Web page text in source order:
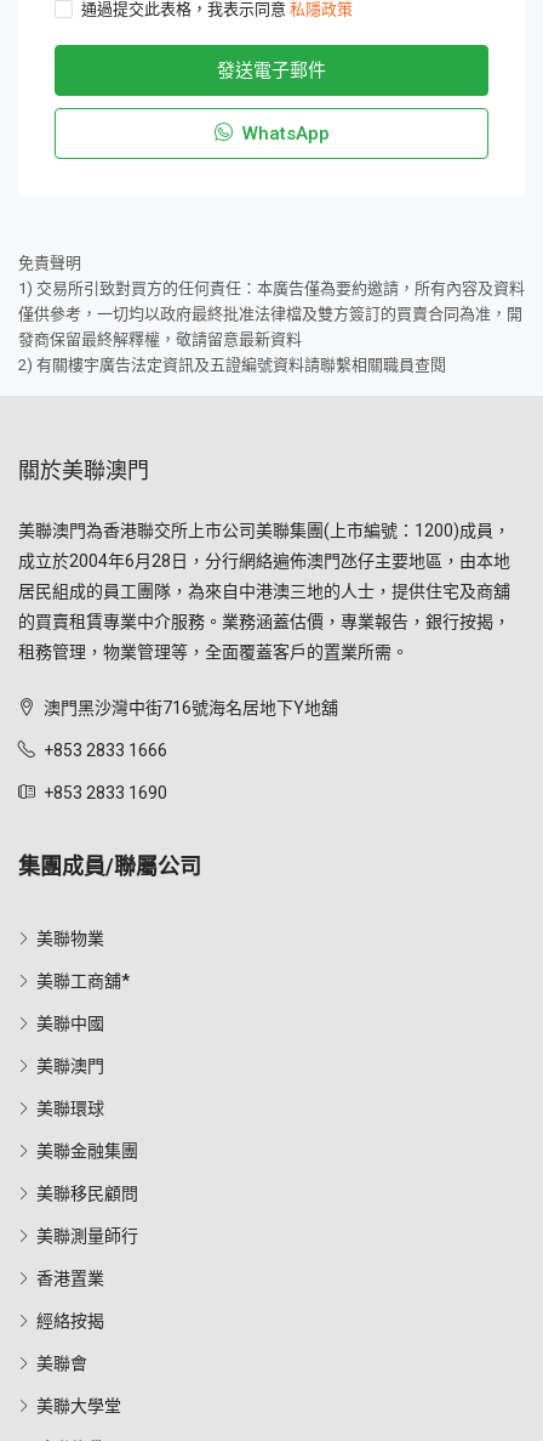
通過提交此表格，我表示同意 私隱政策
發送電子郵件
WhatsApp
免責聲明
1) 交易所引致對買方的任何責任：本廣告僅為要約邀請，所有內容及資料
僅供參考，一切均以政府最終批准法律檔及雙方簽訂的買賣合同為准，開
發商保留最終解釋權，敬請留意最新資料
2) 有關樓宇廣告法定資訊及五證編號資料請聯繫相關職員查閱
關於美聯澳門
美聯澳門為香港聯交所上市公司美聯集團(上市編號：1200)成員，
成立於2004年6月28日，分行網絡遍佈澳門氹仔主要地區，由本地
居民組成的員工團隊，為來自中港澳三地的人士，提供住宅及商舖
的買賣租賃專業中介服務。業務涵蓋估價，專業報告，銀行按揭，
租務管理，物業管理等，全面覆蓋客戶的置業所需。
澳門黑沙灣中街716號海名居地下Y地舖
+853 2833 1666
+853 2833 1690
集團成員/聯屬公司
美聯物業
美聯工商舖*
美聯中國
美聯澳門
美聯環球
美聯金融集團
美聯移民顧問
美聯測量師行
香港置業
經絡按揭
美聯會
美聯大學堂